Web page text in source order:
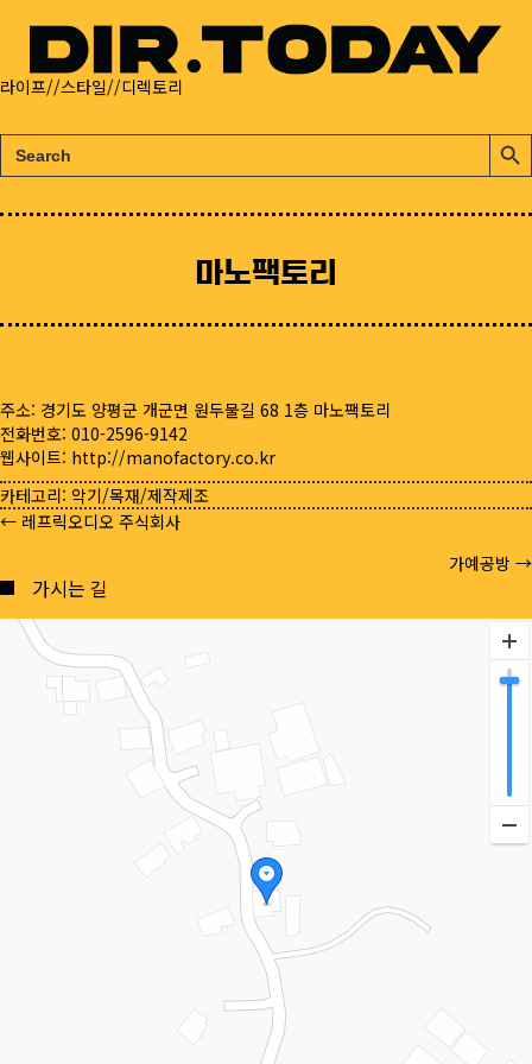
라이프//스타일//디렉토리
검
색:
검
색
튼
마노팩토리
주소: 경기도 양평군 개군면 원두물길 68 1층 마노팩토리
전화번호: 010-2596-9142
웹사이트: http://manofactory.co.kr
카테고리: 악기/목재/제작제조
Posts
navigation
← 레프릭오디오 주식회사
가예공방 →
가시는 길